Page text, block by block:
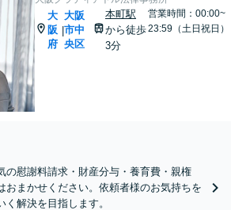
大
阪
府
|
大阪
市中
央区
本町駅
から徒歩
3分
営業時間：00:00~
23:59（土日祝日）
の慰謝料請求・財産分与・養育費・親権
おまかせください。依頼者様のお気持ちを
解決を目指します。